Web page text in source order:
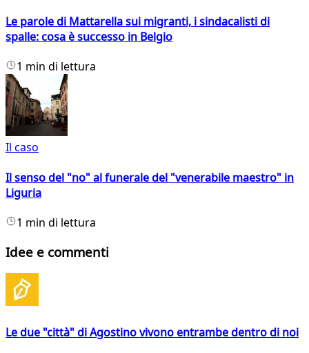
Le parole di Mattarella sui migranti, i sindacalisti di
spalle: cosa è successo in Belgio
1 min di lettura
Il caso
Il senso del "no" al funerale del "venerabile maestro" in
Liguria
1 min di lettura
Idee e commenti
Le due "città" di Agostino vivono entrambe dentro di noi